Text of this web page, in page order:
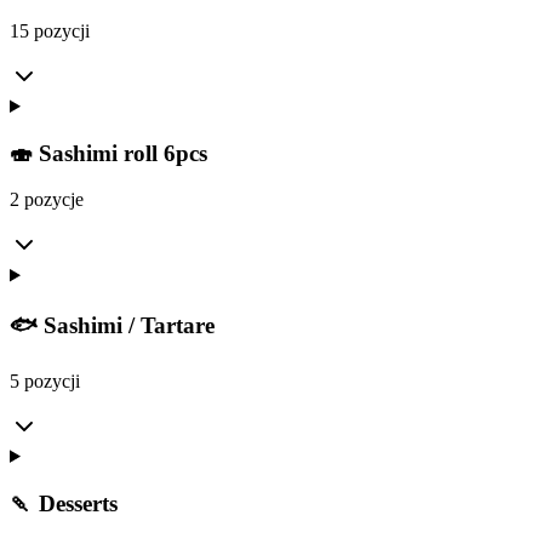
15 pozycji
🍣 Sashimi roll 6pcs
2 pozycje
🐟 Sashimi / Tartare
5 pozycji
🍡 Desserts